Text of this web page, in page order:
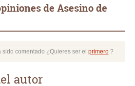
de Asesino de
comentado ¿Quieres ser el primero?
autor